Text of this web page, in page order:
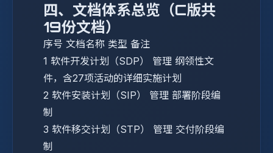
四、文档体系总览（C版共
19份文档）
序号 文档名称 类型 备注
1 软件开发计划（SDP） 管理 纲领性文
件，含27项活动的详细实施计划
2 软件安装计划（SIP） 管理 部署阶段编
制
3 软件移交计划（STP） 管理 交付阶段编
制